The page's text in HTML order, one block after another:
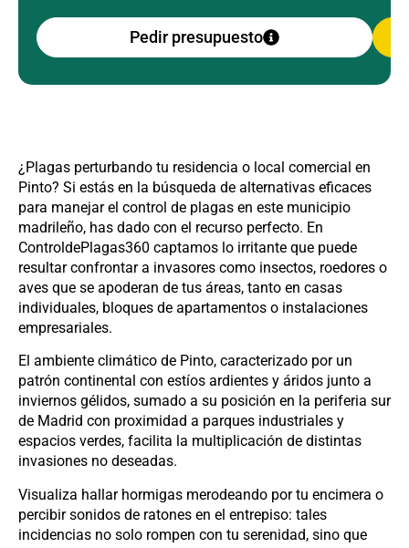
Pedir presupuesto
¿Plagas perturbando tu residencia o local comercial en
Pinto? Si estás en la búsqueda de alternativas eficaces
para manejar el control de plagas en este municipio
madrileño, has dado con el recurso perfecto. En
ControldePlagas360 captamos lo irritante que puede
resultar confrontar a invasores como insectos, roedores o
aves que se apoderan de tus áreas, tanto en casas
individuales, bloques de apartamentos o instalaciones
empresariales.
El ambiente climático de Pinto, caracterizado por un
patrón continental con estíos ardientes y áridos junto a
inviernos gélidos, sumado a su posición en la periferia sur
de Madrid con proximidad a parques industriales y
espacios verdes, facilita la multiplicación de distintas
invasiones no deseadas.
Visualiza hallar hormigas merodeando por tu encimera o
percibir sonidos de ratones en el entrepiso: tales
incidencias no solo rompen con tu serenidad, sino que